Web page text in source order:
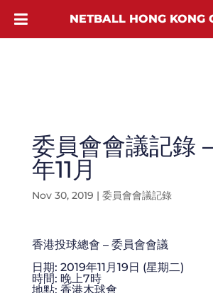
委員會會議記錄
年11月
Nov 30, 2019 | 委員會會議記錄
香港投球總會 – 委員會會議
日期: 2019年11月19日 (星期二)
時間: 晚上7時
地點: 香港木球會
NETBALL HONG KONG